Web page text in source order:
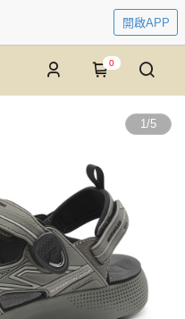
開啟APP
0
1/5